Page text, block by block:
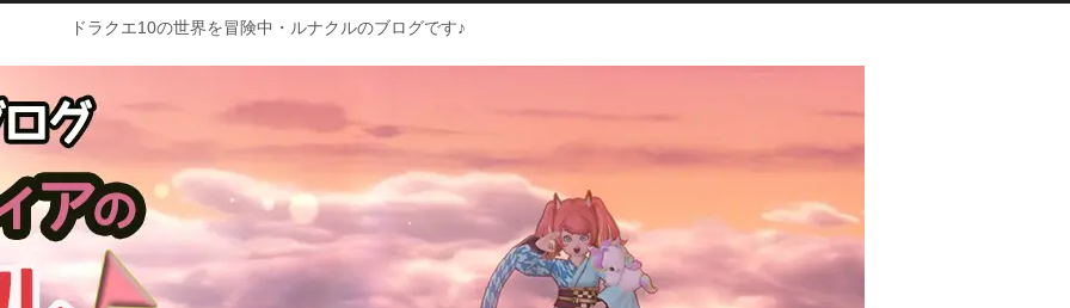
ドラクエ10の世界を冒険中・ルナクルのブログです♪